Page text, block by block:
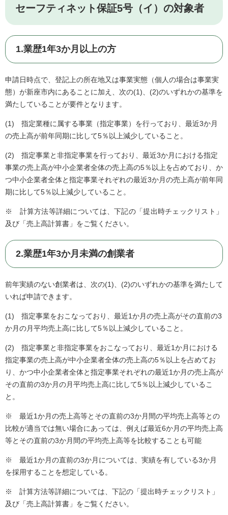
セーフティネット保証5号（イ）の対象者
1.業歴1年3か月以上の方
申請日時点で、登記上の所在地又は事業実態（個人の場合は事業実
態）が新座市内にあることに加え、次の(1)、(2)のいずれかの基準を
満たしていることが要件となります。
(1) 指定業種に属する事業（指定事業）を行っており、最近3か月
の売上高が前年同期に比して5％以上減少していること。
(2) 指定事業と非指定事業を行っており、最近3か月における指定
事業の売上高が中小企業者全体の売上高の5％以上を占めており、か
つ中小企業者全体と指定事業それぞれの最近3か月の売上高が前年同
期に比して5％以上減少していること。
※ 計算方法等詳細については、下記の「提出時チェックリスト」
及び「売上高計算書」をご覧ください。
2.業歴1年3か月未満の創業者
前年実績のない創業者は、次の(1)、(2)のいずれかの基準を満たして
いれば申請できます。
(1) 指定事業をおこなっており、最近1か月の売上高がその直前の3
か月の月平均売上高に比して5％以上減少していること。
(2) 指定事業と非指定事業をおこなっており、最近1か月における
指定事業の売上高が中小企業者全体の売上高の5％以上を占めてお
り、かつ中小企業者全体と指定事業それぞれの最近1か月の売上高が
その直前の3か月の月平均売上高に比して5％以上減少しているこ
と。
※ 最近1か月の売上高等とその直前の3か月間の平均売上高等との
比較が適当では無い場合にあっては、例えば最近6か月の平均売上高
等とその直前の3か月間の平均売上高等を比較することも可能
※ 最近1か月の直前の3か月については、実績を有している3か月
を採用することを想定している。
※ 計算方法等詳細については、下記の「提出時チェックリスト」
及び「売上高計算書」をご覧ください。